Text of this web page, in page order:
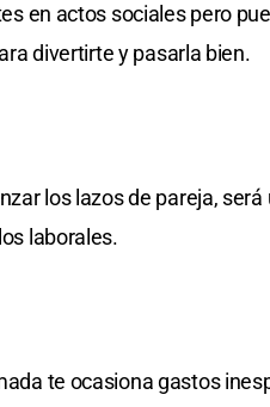
en actos sociales pero
divertirte y pasarla bien.
los lazos de pareja,
laborales.
te ocasiona gastos